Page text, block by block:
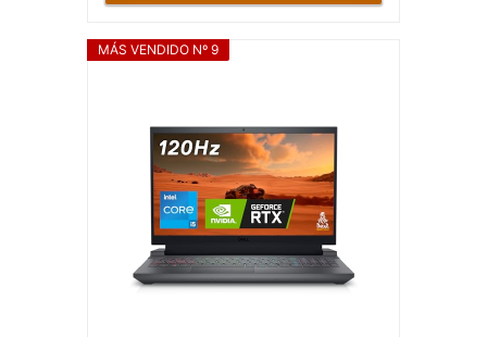
MÁS VENDIDO Nº 9